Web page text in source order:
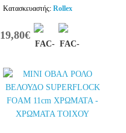
Κατασκευαστής: Rollex
19,80€